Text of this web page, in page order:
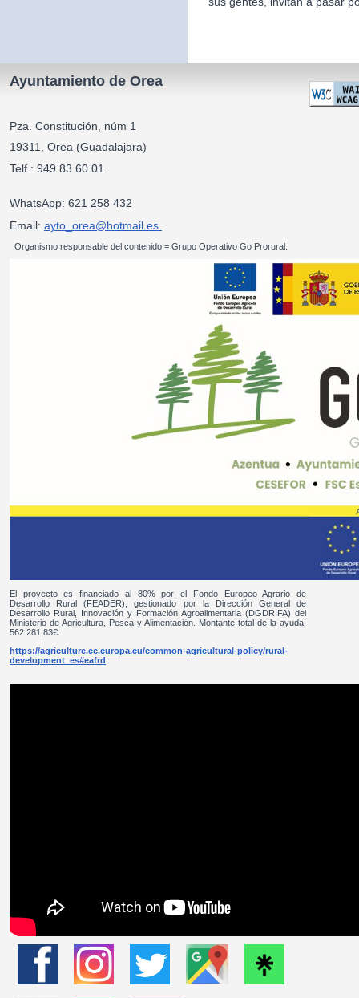
Ayuntamiento de Orea
Pza. Constitución, núm 1
19311, Orea (Guadalajara)
Telf.: 949 83 60 01
WhatsApp: 621 258 432
Email: ayto_orea@hotmail.es
Organismo responsable del contenido = Grupo Operativo Go Prorural.
El proyecto es financiado al 80% por el Fondo Europeo Agrario de
Desarrollo Rural (FEADER), gestionado por la Dirección General de
Desarrollo Rural, Innovación y Formación Agroalimentaria (DGDRIFA) del
Ministerio de Agricultura, Pesca y Alimentación. Montante total de la ayuda:
562.281,83€.
https://agriculture.ec.europa.eu/common-agricultural-policy/rural-
development_es#eafrd